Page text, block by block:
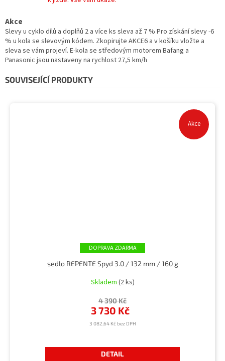
Akce
Slevy u cyklo dílů a doplňů 2 a více ks sleva až 7 % Pro získání slevy -6
% u kola se slevovým kódem. Zkopirujte AKCE6 a v košíku vložte a
sleva se vám projeví. E-kola se středovým motorem Bafang a
Panasonic jsou nastaveny na rychlost 27,5 km/h
SOUVISEJÍCÍ PRODUKTY
Akce
ZDARMA
sedlo REPENTE Spyd 3.0 / 132 mm / 160 g
Skladem (2 ks)
3 082,64 Kč bez DPH
3 730 Kč
4 390 Kč
DETAIL